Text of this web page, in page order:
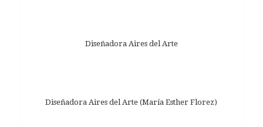
Diseñadora Aires del Arte
Diseñadora Aires del Arte (María Esther Florez)